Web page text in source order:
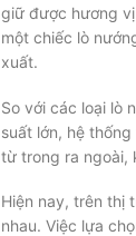
giữ được hương
một chiếc lò
xuất.
So với các loại lò
suất lớn, hệ
từ trong ra ngoài,
Hiện nay, trên thị
nhau. Việc lựa